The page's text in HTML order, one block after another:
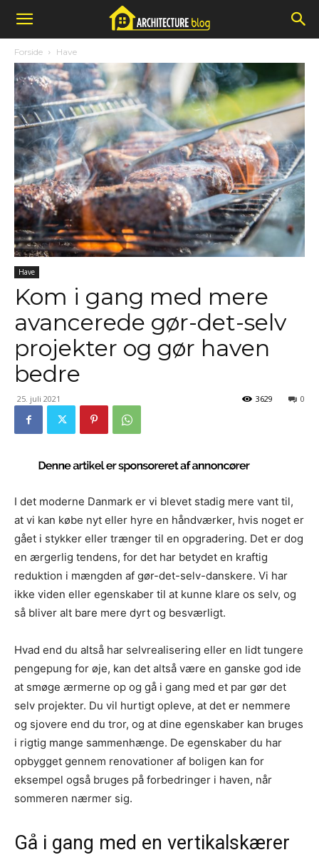
Forside Have
Have
Kom i gang med mere
avancerede gør-det-selv
projekter og gør haven
bedre
25. juli 2021 0
3629
I det moderne Danmark er vi blevet stadig mere vant til,
at vi kan købe nyt eller hyre en håndværker, hvis noget er
gået i stykker eller trænger til en opgradering. Det er dog
en ærgerlig tendens, for det har betydet en kraftig
reduktion i mængden af gør-det-selv-danskere. Vi har
ikke viden eller egenskaber til at kunne klare os selv, og
så bliver alt bare mere dyrt og besværligt.
Hvad end du altså har selvrealisering eller en lidt tungere
pengepung for øje, kan det altså være en ganske god ide
at smøge ærmerne op og gå i gang med et par gør det
selv projekter. Du vil hurtigt opleve, at det er nemmere
og sjovere end du tror, og at dine egenskaber kan bruges
i rigtig mange sammenhænge. De egenskaber du har
opbygget gennem renovationer af boligen kan for
eksempel også bruges på forbedringer i haven, når
sommeren nærmer sig.
Gå i gang med en vertikalskærer